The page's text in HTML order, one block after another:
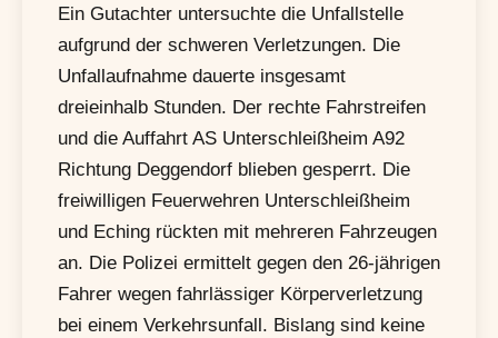
Ein Gutachter untersuchte die Unfallstelle
aufgrund der schweren Verletzungen. Die
Unfallaufnahme dauerte insgesamt
dreieinhalb Stunden. Der rechte Fahrstreifen
und die Auffahrt AS Unterschleißheim A92
Richtung Deggendorf blieben gesperrt. Die
freiwilligen Feuerwehren Unterschleißheim
und Eching rückten mit mehreren Fahrzeugen
an. Die Polizei ermittelt gegen den 26-jährigen
Fahrer wegen fahrlässiger Körperverletzung
bei einem Verkehrsunfall. Bislang sind keine